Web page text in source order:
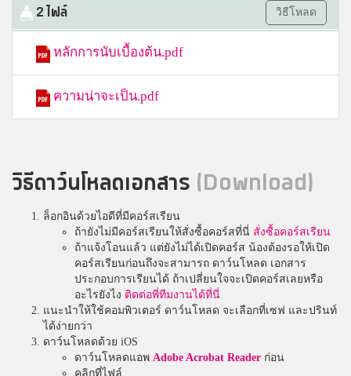
2 ไฟล์ วิธีโหลด
หลักการนับเบื้องต้น.pdf
ความน่าจะเป็น.pdf
วิธีดาว์นโหลดเอกสาร (Download)
ล็อกอินด้วยไอดีที่มีคอร์สเรียน
ถ้ายังไม่มีคอร์สเรียนให้สั่งซื้อคอร์สที่นี่ สั่งซื้อคอร์สเรียน
ถ้าแจ้งโอนแล้ว แต่ยังไม่ได้เปิดคอร์ส น้องต้องรอให้เปิด
คอร์สเรียนก่อนถึงจะสามารถ ดาว์นโหลด เอกสาร
ประกอบการเรียนได้ ถ้าเปลี่ยนใจจะเปิดคอร์สเลยหรือ
อะไรยังไง ติดต่อพี่ทีมงานได้ที่นี่
แนะนำให้ใช้คอมพิวเตอร์ ดาว์นโหลด จะเลือกที่เซฟ และปรินท์
ได้ง่ายกว่า
ดาว์นโหลดด้วย iOS
ดาว์นโหลดแอพ Adobe Acrobat Reader ก่อน
คลิกที่ไฟล์